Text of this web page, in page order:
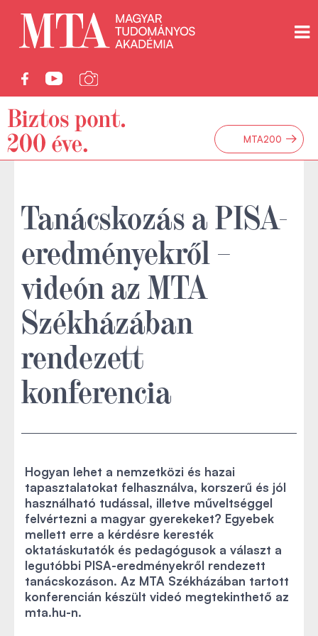
MTA200 →
Tanácskozás a PISA-
eredményekről –
videón az MTA
Székházában
rendezett
konferencia
Hogyan lehet a nemzetközi és hazai
tapasztalatokat felhasználva, korszerű és jól
használható tudással, illetve műveltséggel
felvértezni a magyar gyerekeket? Egyebek
mellett erre a kérdésre keresték
oktatáskutatók és pedagógusok a választ a
legutóbbi PISA-eredményekről rendezett
tanácskozáson. Az MTA Székházában tartott
konferencián készült videó megtekinthető az
mta.hu-n.